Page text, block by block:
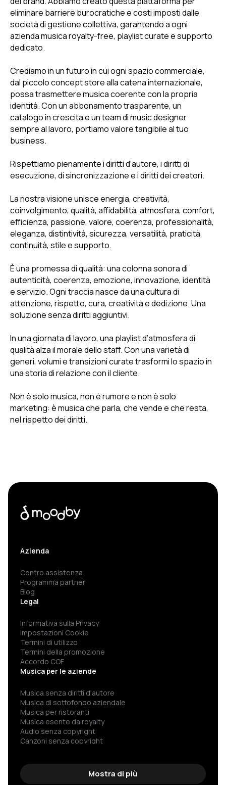
eliminare barriere burocratiche e costi imposti dalle
società di gestione collettiva, garantendo a ogni
azienda musica royalty-free, playlist curate e supporto
dedicato.
Crediamo in un futuro in cui ogni spazio commerciale,
dal piccolo concept store alla catena internazionale,
possa trasmettere musica coerente con la propria
identità. Con un abbonamento trasparente, un
catalogo in crescita e un team di music designer
sempre al lavoro, portiamo valore tangibile al tuo
business.
Rispettiamo pienamente i diritti d’autore, i diritti di
esecuzione, di sincronizzazione e i diritti dei creatori.
La nostra visione unisce energia, creatività,
coinvolgimento, qualità, affidabilità, atmosfera, comfort,
efficienza, passione, valore, coerenza, professionalità,
eleganza, distintività, sicurezza, versatilità, praticità,
continuità, stile e supporto.
È una promessa di qualità: una colonna sonora di
autenticità, coerenza, emozione, innovazione, identità
e servizio. Ogni traccia nasce da una cultura di
attenzione, rispetto, cura, creatività e dedizione. Una
soluzione senza diritti aggiuntivi.
In una giornata di lavoro, una playlist d’atmosfera di
qualità alza il morale dello staff. Con una varietà di
generi, volumi e transizioni curate trasformi lo spazio in
una storia di relazione con il cliente.
Non è solo musica, non è rumore e non è solo
marketing: è musica che parla, che vende e che resta,
nel rispetto dei diritti.
Azienda
Centro assistenza
Programma partner
Blog
Legal
Informativa sulla Privacy
Impostazioni Cookie
Termini di utilizzo
Termini della promozione
Accordo COF
Musica per le aziende
Musica senza diritti d'autore
Musica di sottofondo aziendale
Musica per ristoranti
Musica esente da royalty
Audio senza copyright
Canzoni senza copyright
Musica libera da copyright
Musica senza copyright
Mostra di più